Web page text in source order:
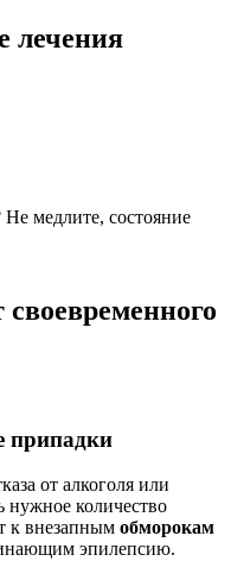
лечения
Не медлите, состояние
своевременного
припадки
от алкоголя или
нужное количество
к внезапным обморокам
эпилепсию.